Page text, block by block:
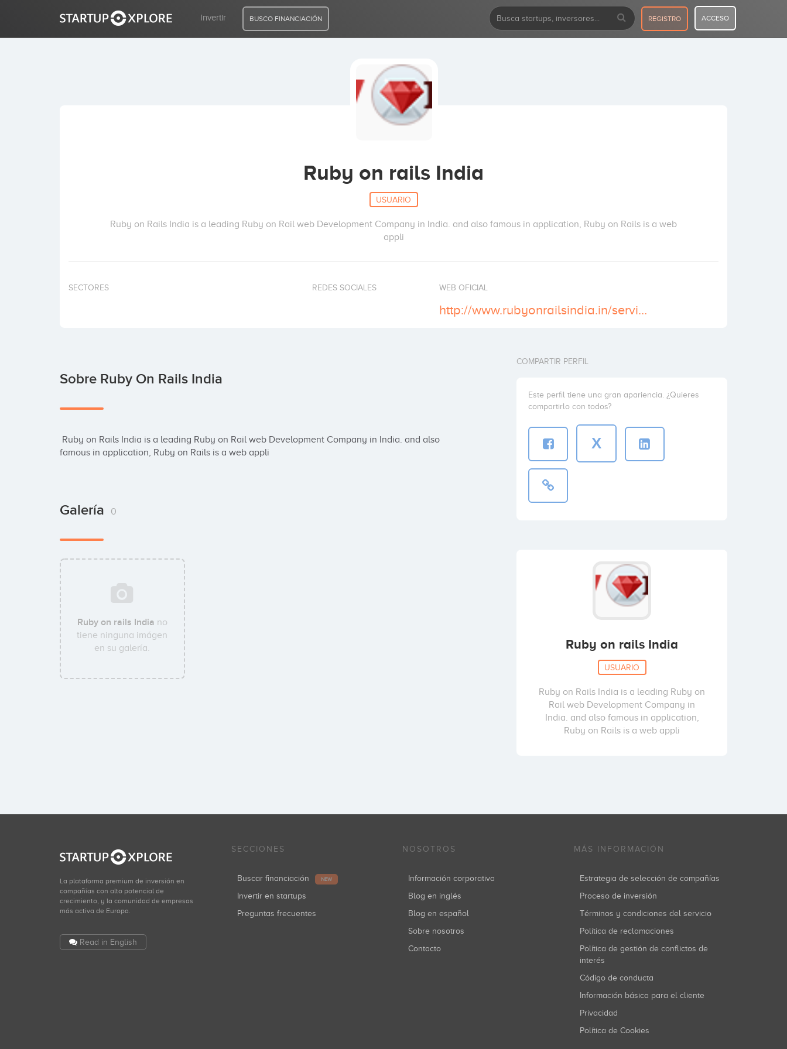
Invertir BUSCO FINANCIACIÓN REGISTRO ACCESO
Ruby on rails India
USUARIO
Ruby on Rails India is a leading Ruby on Rail web Development Company in India. and also famous in application, Ruby on Rails is a web
appli
SECTORES REDES SOCIALES WEB OFICIAL
http://www.rubyonrailsindia.in/services/ecommerce-application-development
Sobre Ruby On Rails India
famous in application, Ruby on Rails is a web appli
Galería 0
Ruby on rails India no
tiene ninguna imágen
en su galería.
COMPARTIR PERFIL
Este perfil tiene una gran apariencia. ¿Quieres
compartirlo con todos?
X
Ruby on rails India
USUARIO
Ruby on Rails India is a leading Ruby on
Rail web Development Company in
India. and also famous in application,
Ruby on Rails is a web appli
La plataforma premium de inversión en
compañías con alto potencial de
crecimiento, y la comunidad de empresas
más activa de Europa.
Read in English
SECCIONES
Buscar financiación NEW
Invertir en startups
Preguntas frecuentes
NOSOTROS
Información corporativa
Blog en inglés
Blog en español
Sobre nosotros
Contacto
MÁS INFORMACIÓN
Estrategia de selección de compañías
Proceso de inversión
Términos y condiciones del servicio
Política de reclamaciones
Política de gestión de conflictos de
interés
Código de conducta
Información básica para el cliente
Privacidad
Política de Cookies